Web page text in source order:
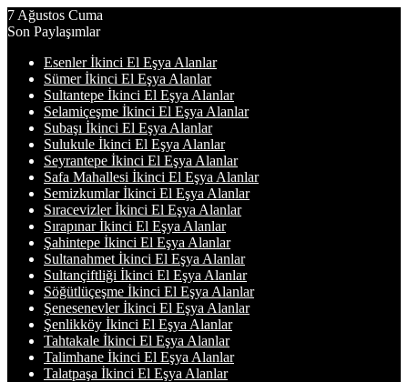
7 Ağustos Cuma
Son Paylaşımlar
Esenler İkinci El Eşya Alanlar
Sümer İkinci El Eşya Alanlar
Sultantepe İkinci El Eşya Alanlar
Selamiçeşme İkinci El Eşya Alanlar
Subaşı İkinci El Eşya Alanlar
Sulukule İkinci El Eşya Alanlar
Seyrantepe İkinci El Eşya Alanlar
Safa Mahallesi İkinci El Eşya Alanlar
Semizkumlar İkinci El Eşya Alanlar
Sıracevizler İkinci El Eşya Alanlar
Sırapınar İkinci El Eşya Alanlar
Şahintepe İkinci El Eşya Alanlar
Sultanahmet İkinci El Eşya Alanlar
Sultançiftliği İkinci El Eşya Alanlar
Söğütlüçeşme İkinci El Eşya Alanlar
Şenesenevler İkinci El Eşya Alanlar
Şenlikköy İkinci El Eşya Alanlar
Tahtakale İkinci El Eşya Alanlar
Talimhane İkinci El Eşya Alanlar
Talatpaşa İkinci El Eşya Alanlar